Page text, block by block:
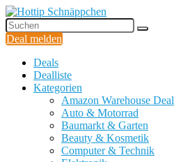
Deal melden
Deals
Dealliste
Kategorien
Amazon Warehouse Deal
Auto & Motorrad
Baumarkt & Garten
Beauty & Kosmetik
Computer & Technik